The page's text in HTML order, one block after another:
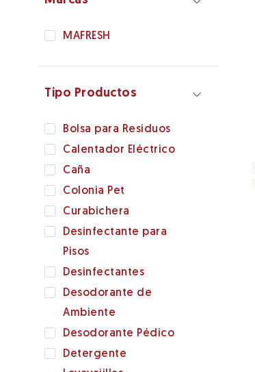
MAFRESH
Tipo Productos
Bolsa para Residuos
Calentador Eléctrico
Caña
Colonia Pet
Curabichera
Desinfectante para
Pisos
Desinfectantes
Desodorante de
Ambiente
Desodorante Pédico
Detergente